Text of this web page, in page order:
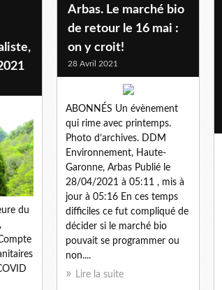
du
Arbas. Le marché bio
de retour le 16 mai :
on y croit!
28 Avril 2021
ABONNÉS Un évènement
qui rime avec printemps.
Photo d’archives. DDM
Environnement, Haute-
Garonne, Arbas Publié le
28/04/2021 à 05:11 , mis à
jour à 05:16 En ces temps
difficiles ce fut compliqué de
décider si le marché bio
pouvait se programmer ou
non....
Lire la suite